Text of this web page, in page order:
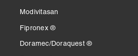
Modivitasan
Fipronex ®
Doramec/Doraquest ®